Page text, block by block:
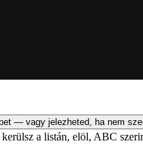
— vagy jelezheted, ha nem
a listán, elöl, ABC